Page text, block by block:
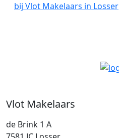
Vlot Makelaars
de Brink 1 A
bij Vlot Makelaars in Losser